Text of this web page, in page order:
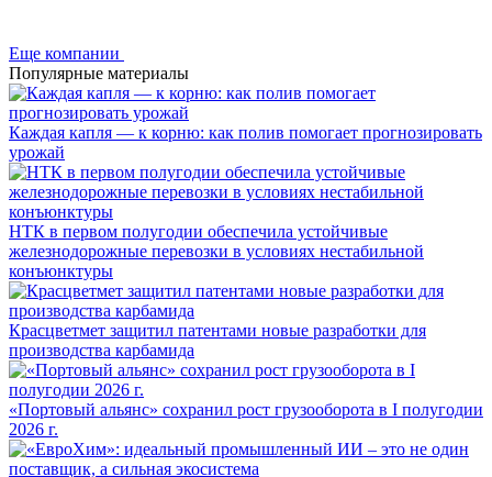
Еще компании
Популярные материалы
Каждая капля — к корню: как полив помогает прогнозировать
урожай
НТК в первом полугодии обеспечила устойчивые
железнодорожные перевозки в условиях нестабильной
конъюнктуры
Красцветмет защитил патентами новые разработки для
производства карбамида
«Портовый альянс» сохранил рост грузооборота в I полугодии
2026 г.